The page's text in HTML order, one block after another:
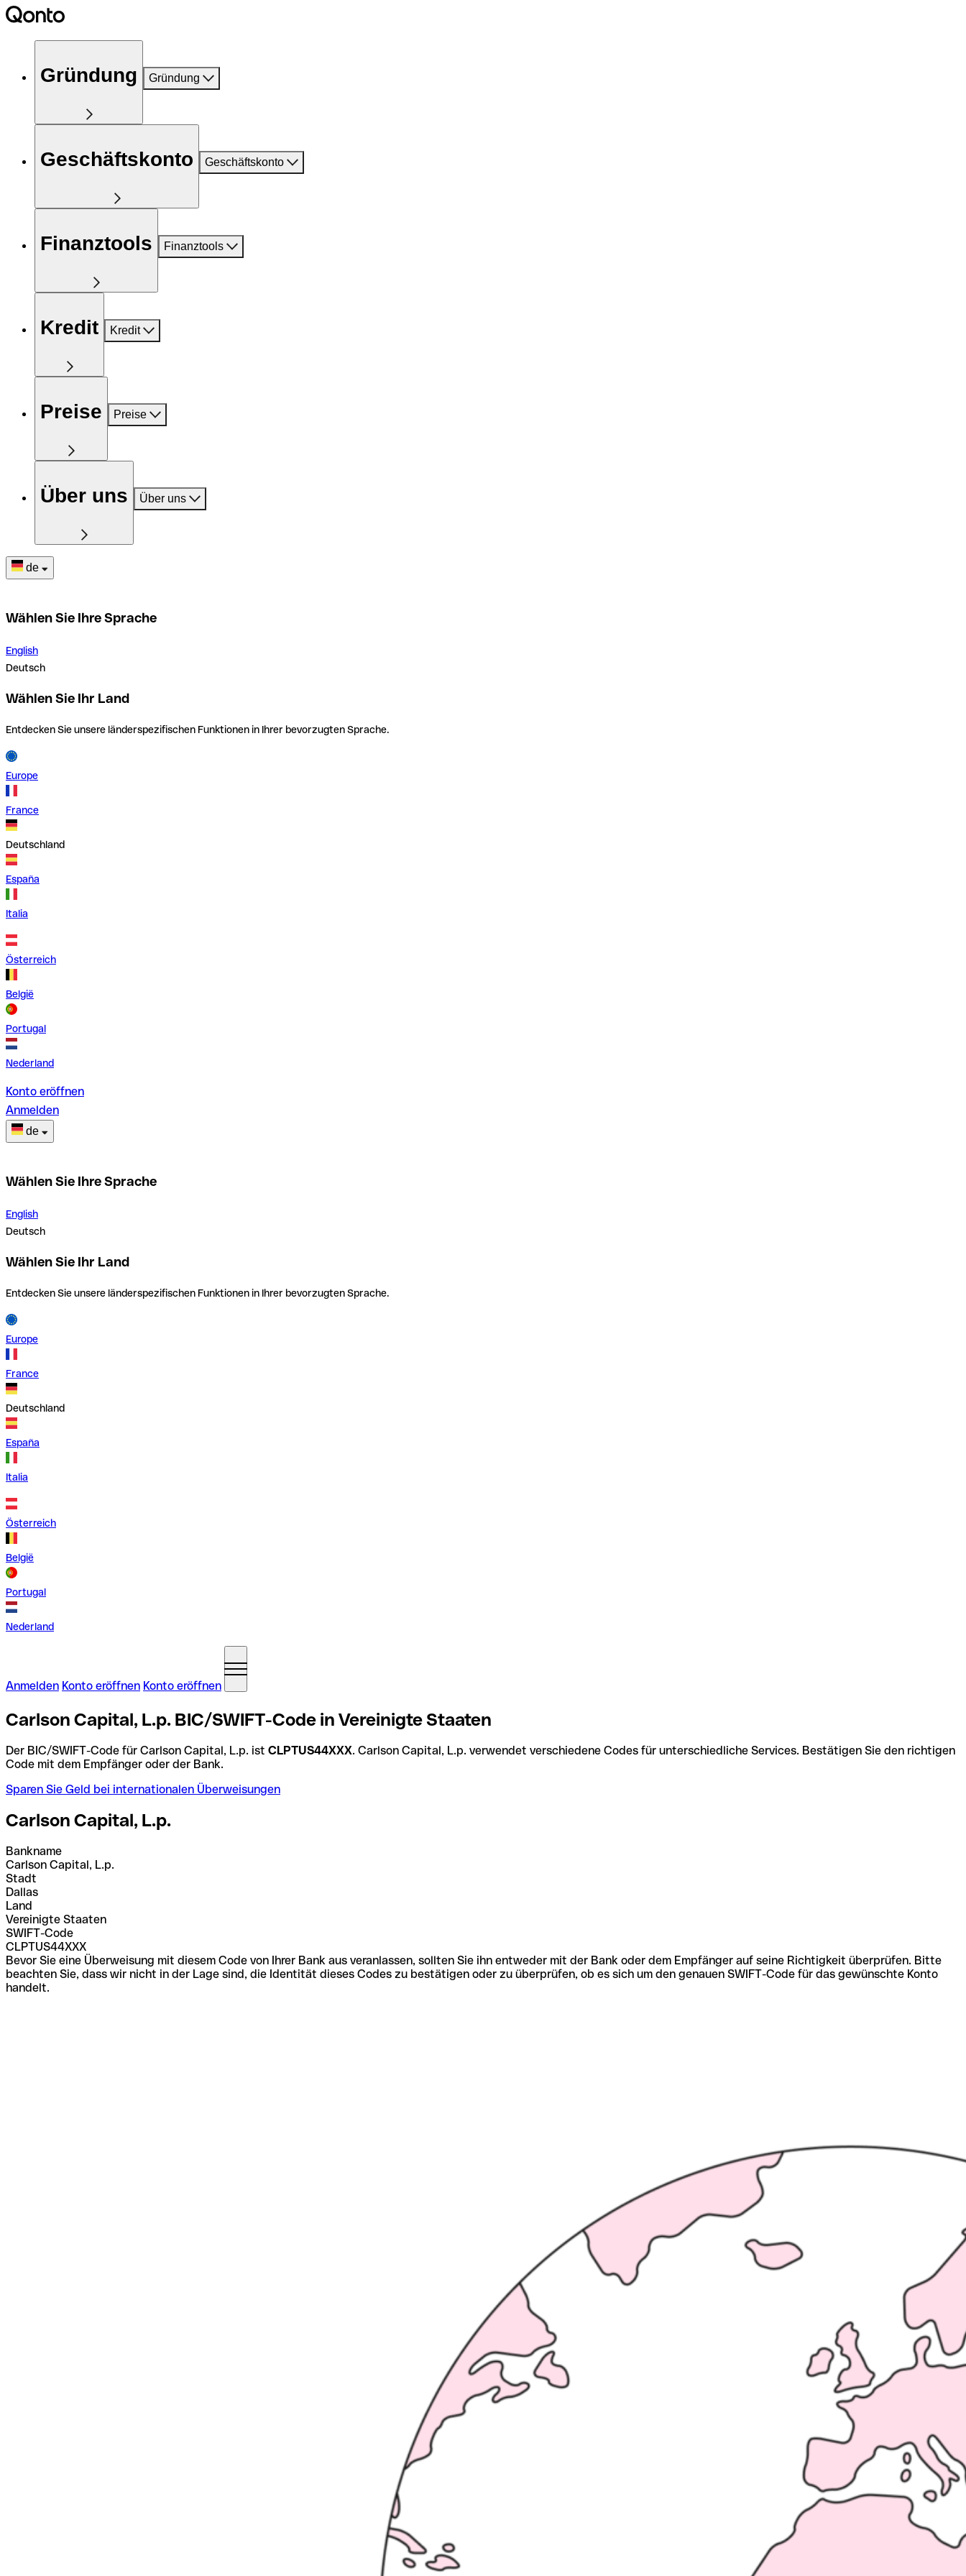
Gründung Gründung
Geschäftskonto Geschäftskonto
Finanztools Finanztools
Kredit Kredit
Preise Preise
Über uns Über uns
de
Wählen Sie Ihre Sprache
English
Deutsch
Wählen Sie Ihr Land
Entdecken Sie unsere länderspezifischen Funktionen in Ihrer bevorzugten Sprache.
Europe
France
Deutschland
España
Italia
Österreich
België
Portugal
Nederland
Konto eröffnen
Anmelden
de
Wählen Sie Ihre Sprache
English
Deutsch
Wählen Sie Ihr Land
Entdecken Sie unsere länderspezifischen Funktionen in Ihrer bevorzugten Sprache.
Europe
France
Deutschland
España
Italia
Österreich
België
Portugal
Nederland
Anmelden Konto eröffnen Konto eröffnen
Carlson Capital, L.p. BIC/SWIFT-Code in Vereinigte Staaten
Der BIC/SWIFT-Code für Carlson Capital, L.p. ist CLPTUS44XXX. Carlson Capital, L.p. verwendet verschiedene Codes für unterschiedliche Services. Bestätigen Sie den richtigen
Code mit dem Empfänger oder der Bank.
Sparen Sie Geld bei internationalen Überweisungen
Carlson Capital, L.p.
Bankname
Carlson Capital, L.p.
Stadt
Dallas
Land
Vereinigte Staaten
SWIFT-Code
CLPTUS44XXX
Bevor Sie eine Überweisung mit diesem Code von Ihrer Bank aus veranlassen, sollten Sie ihn entweder mit der Bank oder dem Empfänger auf seine Richtigkeit überprüfen. Bitte
beachten Sie, dass wir nicht in der Lage sind, die Identität dieses Codes zu bestätigen oder zu überprüfen, ob es sich um den genauen SWIFT-Code für das gewünschte Konto
handelt.